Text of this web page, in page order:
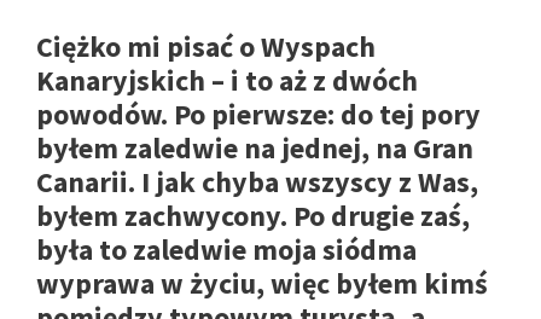
Ciężko mi pisać o Wyspach
Kanaryjskich – i to aż z dwóch
powodów. Po pierwsze: do tej pory
byłem zaledwie na jednej, na Gran
Canarii. I jak chyba wszyscy z Was,
byłem zachwycony. Po drugie zaś,
była to zaledwie moja siódma
wyprawa w życiu, więc byłem kimś